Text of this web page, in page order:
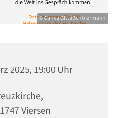
© Canva Gitta Schölermann
2025, 19:00 Uhr
Viersen